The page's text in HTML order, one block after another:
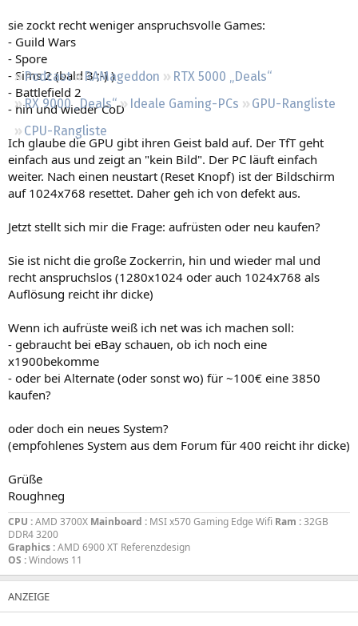
Regeln
Podcast RAMageddon
RTX 5000 „Deals“
RX 9000 „Deals“
Ideale Gaming-PCs
GPU-Rangliste
CPU-Rangliste
sie zockt recht weniger anspruchsvolle Games:
- Guild Wars
- Spore
- Sims 2 (bald 3 ;-) )
- Battlefield 2
- hin und wieder CoD
Ich glaube die GPU gibt ihren Geist bald auf. Der TfT geht
einfach aus und zeigt an "kein Bild". Der PC läuft einfach
weiter. Nach einen neustart (Reset Knopf) ist der Bildschirm
auf 1024x768 resettet. Daher geh ich von defekt aus.
Jetzt stellt sich mir die Frage: aufrüsten oder neu kaufen?
Sie ist nicht die große Zockerrin, hin und wieder mal und
recht anspruchslos (1280x1024 oder auch 1024x768 als
Auflösung reicht ihr dicke)
Wenn ich aufrüste weiß ich net was ich machen soll:
- gebraucht bei eBay schauen, ob ich noch eine
x1900bekomme
- oder bei Alternate (oder sonst wo) für ~100€ eine 3850
kaufen?
oder doch ein neues System?
(empfohlenes System aus dem Forum für 400 reicht ihr dicke)
Grüße
Roughneg
CPU :AMD 3700X Mainboard : MSI x570 Gaming Edge Wifi Ram :32GB
DDR4 3200
Graphics :AMD 6900 XT Referenzdesign
OS :Windows 11